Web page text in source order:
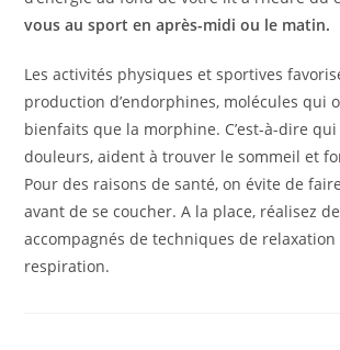
vous au sport en après-midi ou le matin.
Les activités physiques et sportives
production d’endorphines, molécules qui
bienfaits que la morphine. C’est-à-dire
douleurs, aident à trouver le sommeil et
Pour des raisons de santé, on évite de
avant de se coucher. A la place, réalisez
accompagnés de techniques de relaxation
respiration.